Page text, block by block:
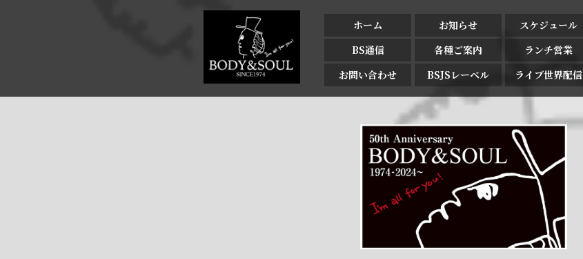
ホーム お知らせ スケジュール
BS通信
各種ご案内 ランチ営業
お問い合わせ
BSJSレーベル ライブ世界配信